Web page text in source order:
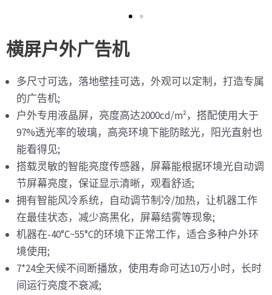
横屏户外广告机
多尺寸可选，落地壁挂可选，外观可以定制，打造专属
的广告机;
户外专用液晶屏，亮度高达2000cd/m²，搭配使用大于
97%透光率的玻璃，高亮环境下能防眩光，阳光直射也
能看得见;
搭载灵敏的智能亮度传感器，屏幕能根据环境光自动调
节屏幕亮度，保证显示清晰，观看舒适;
拥有智能风冷系统，自动调节制冷/加热，让机器工作
在最佳状态，减少高黑化，屏幕结雾等现象;
机器在-40°C~55°C的环境下正常工作，适合多种户外环
境使用;
7*24全天候不间断播放，使用寿命可达10万小时，长时
间运行亮度不衰减;